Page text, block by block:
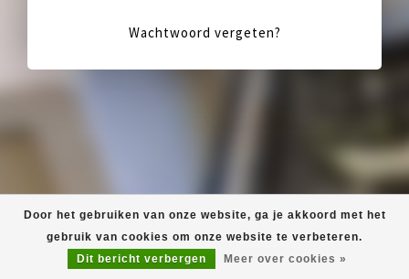
Wachtwoord vergeten?
Door het gebruiken van onze website, ga je akkoord met het
gebruik van cookies om onze website te verbeteren.
Dit bericht verbergen
Meer over cookies »